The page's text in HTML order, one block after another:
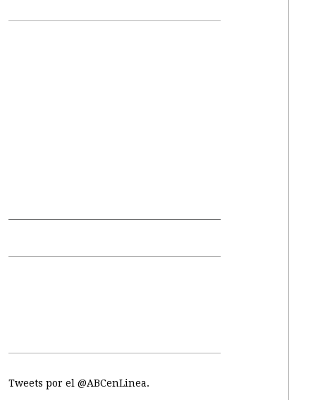
Tweets por el @ABCenLinea.